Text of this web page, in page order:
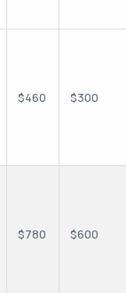
$460 $300
$780 $600